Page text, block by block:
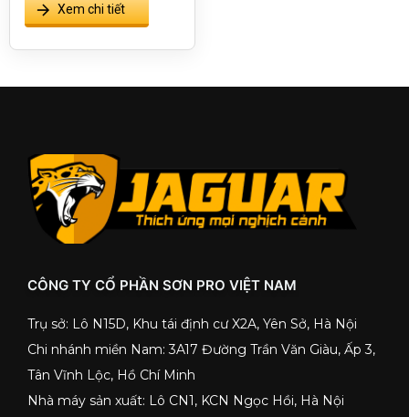
Xem chi tiết
CÔNG TY CỔ PHẦN SƠN PRO VIỆT NAM
Trụ sở: Lô N15D, Khu tái định cư X2A, Yên Sở, Hà Nội
Chi nhánh miền Nam: 3A17 Đường Trần Văn Giàu, Ấp 3,
Tân Vĩnh Lộc, Hồ Chí Minh
Nhà máy sản xuất: Lô CN1, KCN Ngọc Hồi, Hà Nội